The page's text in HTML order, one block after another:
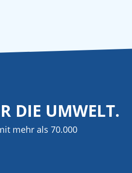
DIE UMWELT.
mehr als 70.000